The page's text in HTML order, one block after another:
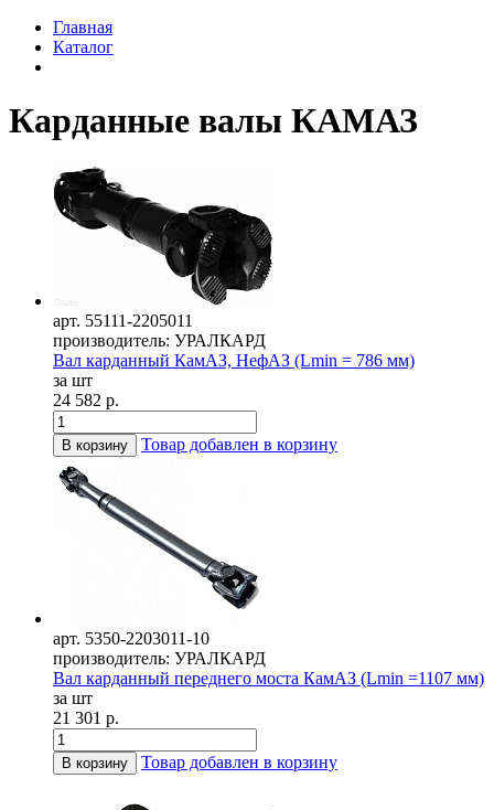
Главная
Каталог
Карданные валы КАМАЗ
арт. 55111-2205011
производитель: УРАЛКАРД
Вал карданный КамАЗ, НефАЗ (Lmin = 786 мм)
за шт
24 582 р.
В корзину Товар добавлен в корзину
арт. 5350-2203011-10
производитель: УРАЛКАРД
Вал карданный переднего моста КамАЗ (Lmin =1107 мм)
за шт
21 301 р.
В корзину Товар добавлен в корзину